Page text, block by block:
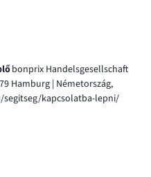
bonprix Handelsgesellschaft
Hamburg | Németország,
kapcsolatba-lepni/